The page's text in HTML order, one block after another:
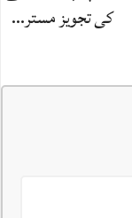
کی تجویز مستر…